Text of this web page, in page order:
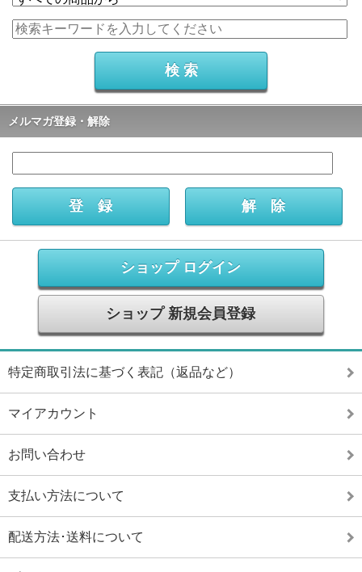
メルマガ登録・解除
ショップ ログイン
ショップ 新規会員登録
特定商取引法に基づく表記（返品など）
マイアカウント
お問い合わせ
支払い方法について
配送方法･送料について